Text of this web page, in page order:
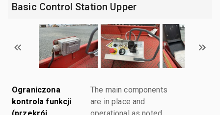
Basic Control Station Upper
Ograniczona
kontrola funkcji
The main components
are in place and